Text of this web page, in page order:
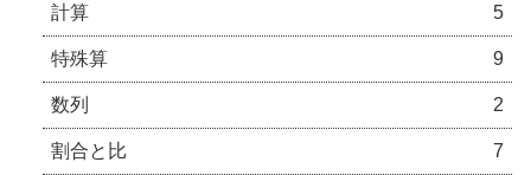
計算 5
特殊算 9
数列 2
割合と比 7